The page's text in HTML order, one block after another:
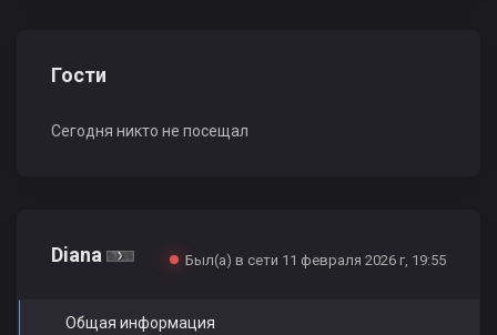
Гости
Сегодня никто не посещал
Diana Был(а) в сети 11 февраля 2026 г, 19:55
Общая информация